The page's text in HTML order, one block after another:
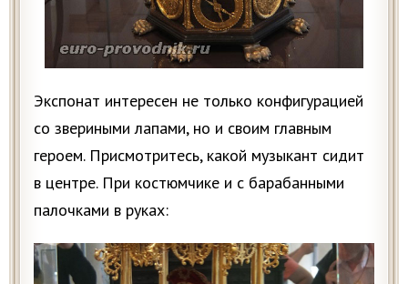
Экспонат интересен не только конфигурацией
со звериными лапами, но и своим главным
героем. Присмотритесь, какой музыкант сидит
в центре. При костюмчике и с барабанными
палочками в руках: